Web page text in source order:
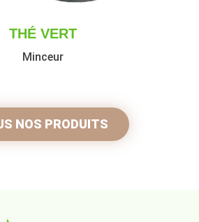
THÉ VERT
Minceur
NOS PRODUITS